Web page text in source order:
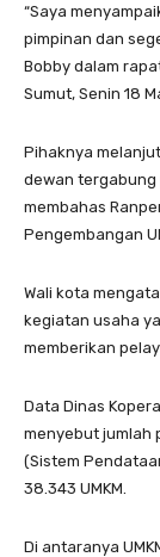
“Saya
pimpinan dan
Bobby dalam
Sumut, Senin 18
Pihaknya
dewan
membahas
Pengembangan
Wali kota
kegiatan usaha
memberikan
Data Dinas
menyebut jumlah
(Sistem
38.343 UMKM.
Di antaranya